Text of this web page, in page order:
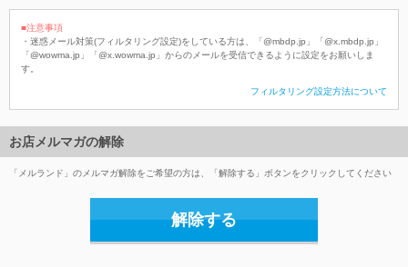
■注意事項
・迷惑メール対策(フィルタリング設定)をしている方は、「@mbdp.jp」「@x.mbdp.jp」
「@wowma.jp」「@x.wowma.jp」からのメールを受信できるように設定をお願いしま
す。
フィルタリング設定方法について
お店メルマガの解除
「メルランド」のメルマガ解除をご希望の方は、「解除する」ボタンをクリックしてください
解除する